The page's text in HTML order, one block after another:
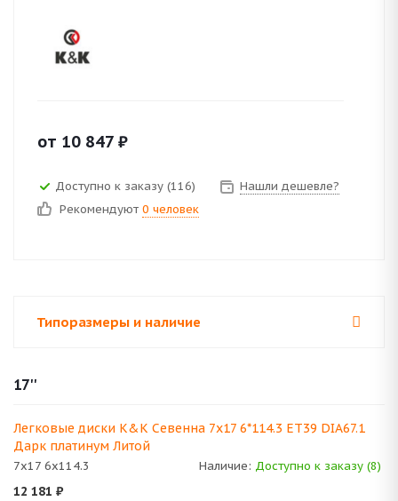
от 10 847 ₽
Доступно к заказу (116)
Нашли дешевле?
Рекомендуют 0 человек
Типоразмеры и наличие
17''
Легковые диски K&K Севенна 7x17 6*114.3 ET39 DIA67.1
Дарк платинум Литой
7x17 6x114.3 Наличие: Доступно к заказу (8)
12 181 ₽